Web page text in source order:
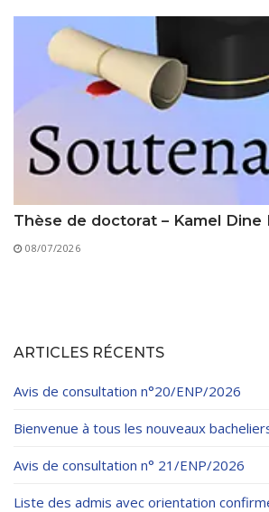
Thèse de doctorat – Kamel Dine
08/07/2026
ARTICLES RÉCENTS
Avis de consultation n°20/ENP/2026
Bienvenue à tous les nouveaux
Avis de consultation n° 21/ENP/2026
Liste des admis avec orientation